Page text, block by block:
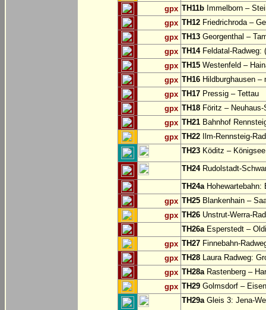
gpx TH11b Immelborn –
gpx TH12 Friedrichroda –
gpx TH13 Georgenthal –
gpx TH14Feldatal-Radweg:
gpx TH15 Westenfeld –
gpx TH16 Hildburghausen –
gpx TH17 Pressig – Tettau
gpx TH18 Föritz –
gpx TH21 Bahnhof
gpx TH22 Ilm-Rennsteig-
TH23 Köditz –
TH24Rudolstadt-
TH24aHohewartebahn:
gpx TH25 Blankenhain –
gpx TH26 Unstrut-Werra-
TH26aEsperstedt –
gpx TH27 Finnebahn-
gpx TH28 Laura Radweg:
gpx TH28aRastenberg –
gpx TH29 Golmsdorf –
TH29aGleis 3: Jena-